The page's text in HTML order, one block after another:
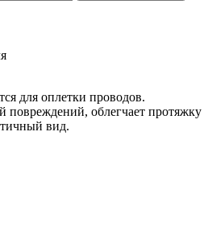
для оплетки проводов.
повреждений, облегчает протяжку
вид.